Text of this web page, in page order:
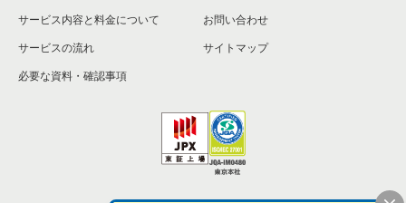
サービス内容と料金について
サービスの流れ
必要な資料・確認事項
お問い合わせ
サイトマップ